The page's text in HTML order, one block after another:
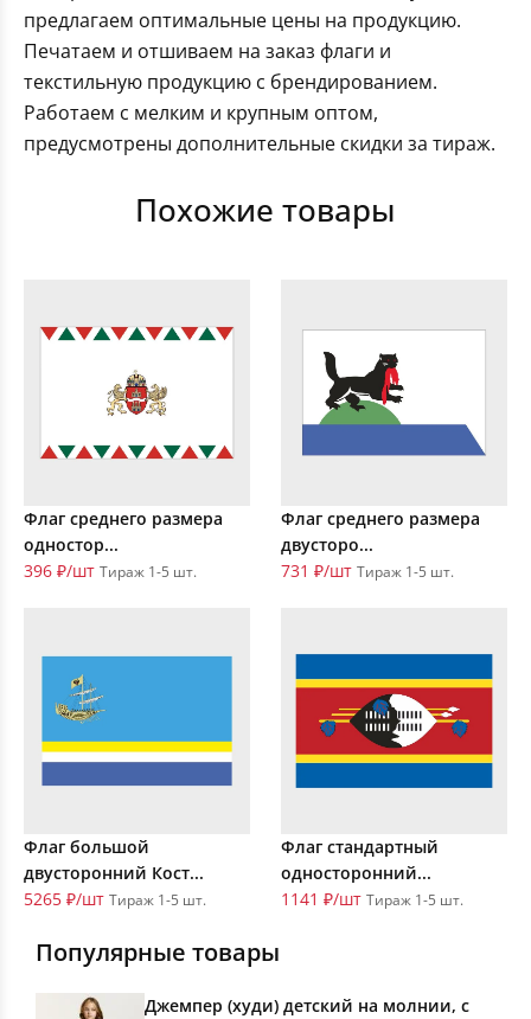
предлагаем оптимальные цены на продукцию.
Печатаем и отшиваем на заказ флаги и
текстильную продукцию с брендированием.
Работаем с мелким и крупным оптом,
предусмотрены дополнительные скидки за тираж.
Похожие товары
Флаг среднего размера
одностор...
396 ₽/шт Тираж 1-5 шт.
Флаг среднего размера
двусторо...
731 ₽/шт Тираж 1-5 шт.
Флаг большой
двусторонний Кост...
5265 ₽/шт Тираж 1-5 шт.
Флаг стандартный
односторонний...
1141 ₽/шт Тираж 1-5 шт.
Популярные товары
Джемпер (худи) детский на молнии, с